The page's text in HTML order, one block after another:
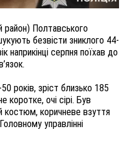
район) Полтавського
безвісти зниклого 44-
наприкінці серпня поїхав до
років, зріст близько 185
коротке, очі сірі. Був
костюм, коричневе взуття
управлінні